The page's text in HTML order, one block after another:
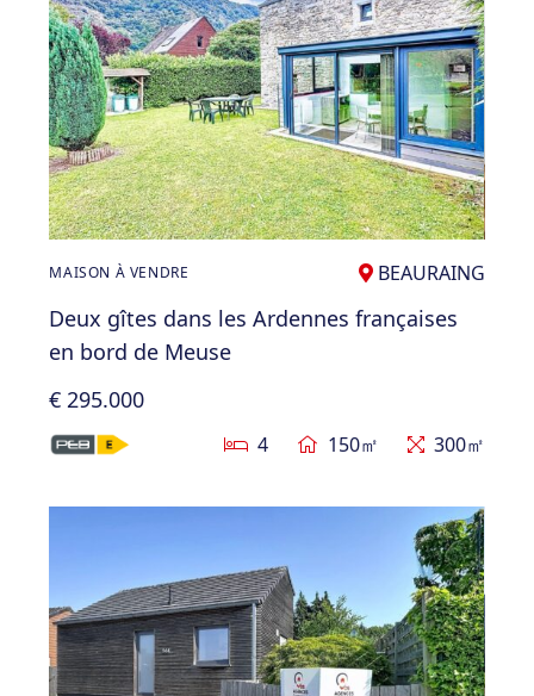
MAISON À VENDRE BEAURAING
Deux gîtes dans les Ardennes françaises
en bord de Meuse
€ 295.000
4 150㎡ 300㎡